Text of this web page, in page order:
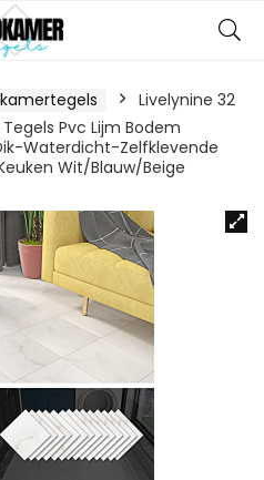
Livelynine 32
Pvc Lijm Bodem
Waterdicht-Zelfklevende
Wit/Blauw/Beige